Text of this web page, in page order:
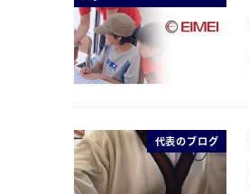
代表のブログ